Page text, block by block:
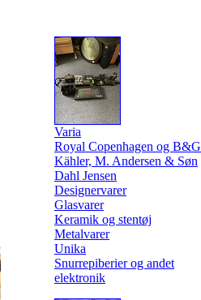
Varia
Royal Copenhagen og B&G
Kähler, M. Andersen & Søn
Dahl Jensen
Designervarer
Glasvarer
Keramik og stentøj
Metalvarer
Unika
Snurrepiberier og andet
elektronik